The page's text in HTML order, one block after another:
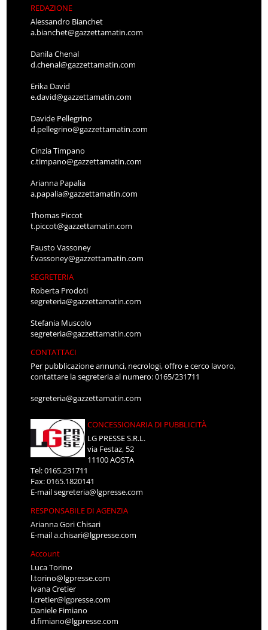
REDAZIONE
Alessandro Bianchet
a.bianchet@gazzettamatin.com
Danila Chenal
d.chenal@gazzettamatin.com
Erika David
e.david@gazzettamatin.com
Davide Pellegrino
d.pellegrino@gazzettamatin.com
Cinzia Timpano
c.timpano@gazzettamatin.com
Arianna Papalia
a.papalia@gazzettamatin.com
Thomas Piccot
t.piccot@gazzettamatin.com
Fausto Vassoney
f.vassoney@gazzettamatin.com
SEGRETERIA
Roberta Prodoti
segreteria@gazzettamatin.com
Stefania Muscolo
segreteria@gazzettamatin.com
CONTATTACI
Per pubblicazione annunci, necrologi, offro e cerco lavoro,
contattare la segreteria al numero: 0165/231711
segreteria@gazzettamatin.com
CONCESSIONARIA DI PUBBLICITÀ
LG PRESSE S.R.L.
via Festaz, 52
11100 AOSTA
Tel: 0165.231711
Fax: 0165.1820141
E-mailsegreteria@lgpresse.com
RESPONSABILE DI AGENZIA
Arianna Gori Chisari
E-maila.chisari@lgpresse.com
Account
Luca Torino
l.torino@lgpresse.com
Ivana Cretier
i.cretier@lgpresse.com
Daniele Fimiano
d.fimiano@lgpresse.com